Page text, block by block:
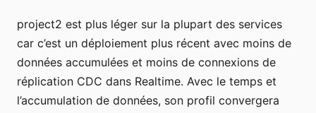
project2 est plus léger sur la plupart des services
car c’est un déploiement plus récent avec moins de
données accumulées et moins de connexions de
réplication CDC dans Realtime. Avec le temps et
l’accumulation de données, son profil convergera